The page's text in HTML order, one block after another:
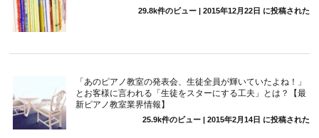
29.8k件のビュー| 2015年12月22日 に投稿された
「あのピアノ教室の発表会、生徒全員が輝いていたよね！」
とお客様に言われる「生徒をスターにする工夫」とは？【最
新ピアノ教室業界情報】
25.9k件のビュー| 2015年2月14日 に投稿された